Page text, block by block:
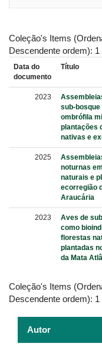
Coleção's Items
Descendente ordem): 1
Data do
documento
Título
2023
sub-
ombrófila
plantações
nativas e
2025
noturnas
naturais e
ecorregião
Araucária
2023
Aves de
como
florestas
plantadas
da Mata
Coleção's Items
Descendente ordem): 1
Autor